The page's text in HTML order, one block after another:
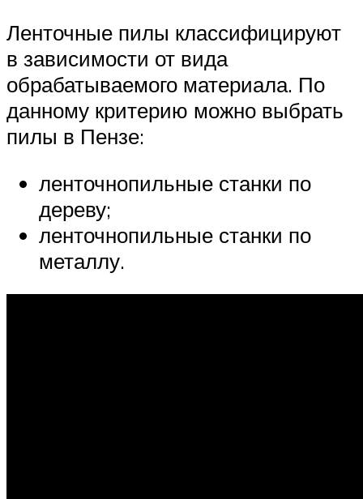
Ленточные пилы классифицируют
в зависимости от вида
обрабатываемого материала. По
данному критерию можно выбрать
пилы в Пензе:
ленточнопильные станки по
дереву;
ленточнопильные станки по
металлу.